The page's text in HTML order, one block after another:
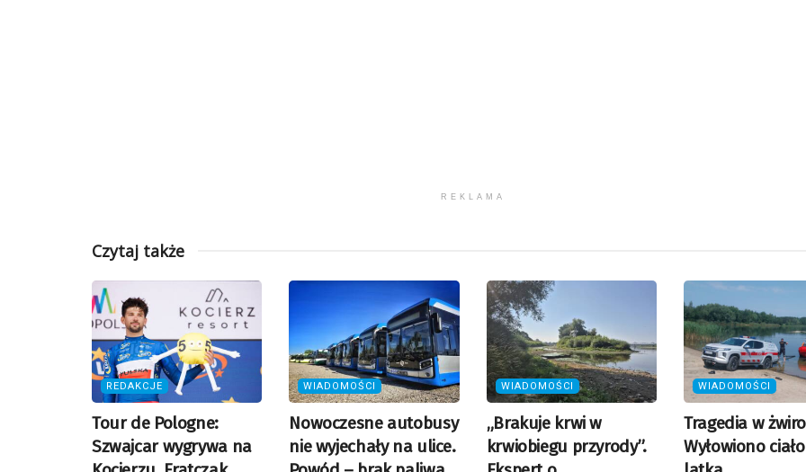
REKLAMA
Czytaj także
REDAKCJE
Tour de Pologne:
Szwajcar wygrywa na
WIADOMOŚCI
Nowoczesne autobusy
nie wyjechały na ulice.
WIADOMOŚCI
„Brakuje krwi w
krwiobiegu przyrody”.
WIADOMOŚCI
Tragedia w
Wyłowiono